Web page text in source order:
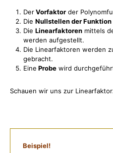
DerVorfaktor der
Die Nullstellen der Funktion
Die Linearfaktoren mittels
werden aufgestellt.
Die Linearfaktoren werden
gebracht.
Eine Probe wird
Schauen wir uns zur
Beispiel!